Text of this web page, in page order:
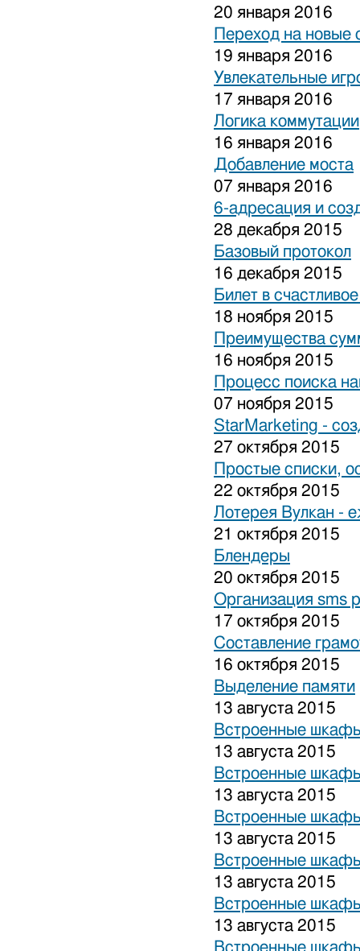
20 января 2016
Переход на новые
19 января 2016
Увлекательные
17 января 2016
Логика коммутации
16 января 2016
Добавление моста
07 января 2016
6-адресация и
28 декабря 2015
Базовый протокол
16 декабря 2015
Билет в
18 ноября 2015
Преимущества
16 ноября 2015
Процесс поиска
07 ноября 2015
StarMarketing -
27 октября 2015
Простые списки,
22 октября 2015
Лотерея Вулкан -
21 октября 2015
Блендеры
20 октября 2015
Организация sms
17 октября 2015
Составление
16 октября 2015
Выделение памяти
13 августа 2015
Встроенные
13 августа 2015
Встроенные
13 августа 2015
Встроенные
13 августа 2015
Встроенные
13 августа 2015
Встроенные
13 августа 2015
Встроенные